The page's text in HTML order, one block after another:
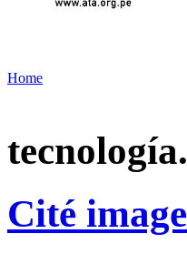
Home
tecnología.
Cité image